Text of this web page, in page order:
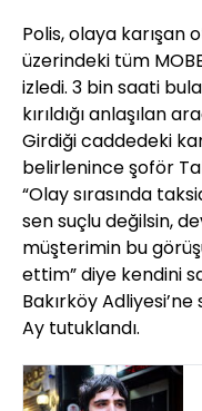
Polis, olaya karışan
üzerindeki tüm
izledi. 3 bin saati
kırıldığı anlaşılan
Girdiği caddedeki
belirlenince şoför
“Olay sırasında
sen suçlu değilsin,
müşterimin bu
ettim” diye kendini
Bakırköy
Ay tutuklandı.